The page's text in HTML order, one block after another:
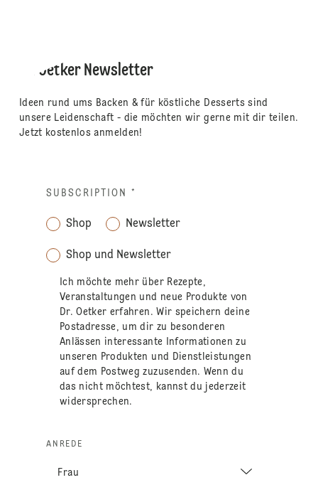
Dr. Oetker Newsletter
Ideen rund ums Backen & für köstliche Desserts sind
unsere Leidenschaft - die möchten wir gerne mit dir teilen.
Jetzt kostenlos anmelden!
SUBSCRIPTION *
Shop Newsletter
Shop und Newsletter
Ich möchte mehr über Rezepte,
Veranstaltungen und neue Produkte von
Dr. Oetker erfahren. Wir speichern deine
Postadresse, um dir zu besonderen
Anlässen interessante Informationen zu
unseren Produkten und Dienstleistungen
auf dem Postweg zuzusenden. Wenn du
das nicht möchtest, kannst du jederzeit
widersprechen.
ANREDE